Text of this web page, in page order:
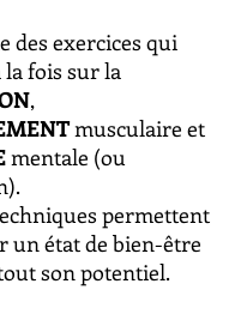
des exercices qui
fois sur la
,
musculaire et
mentale (ou
permettent
un état de bien-être
son potentiel.